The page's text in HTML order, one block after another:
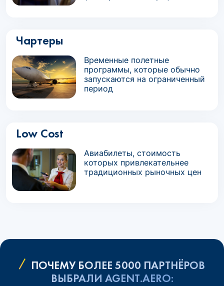
Чартеры
Временные полетные
программы, которые обычно
запускаются на ограниченный
период
Low Cost
Авиабилеты, стоимость
которых привлекательнее
традиционных рыночных цен
ПОЧЕМУ БОЛЕЕ 5000 ПАРТНЁРОВ
ВЫБРАЛИ AGENT.AERO: